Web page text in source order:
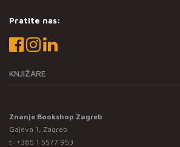
Pratite nas:
KNJIŽARE
Znanje Bookshop Zagreb
Gajeva 1, Zagreb
t: +385 1 5577 953